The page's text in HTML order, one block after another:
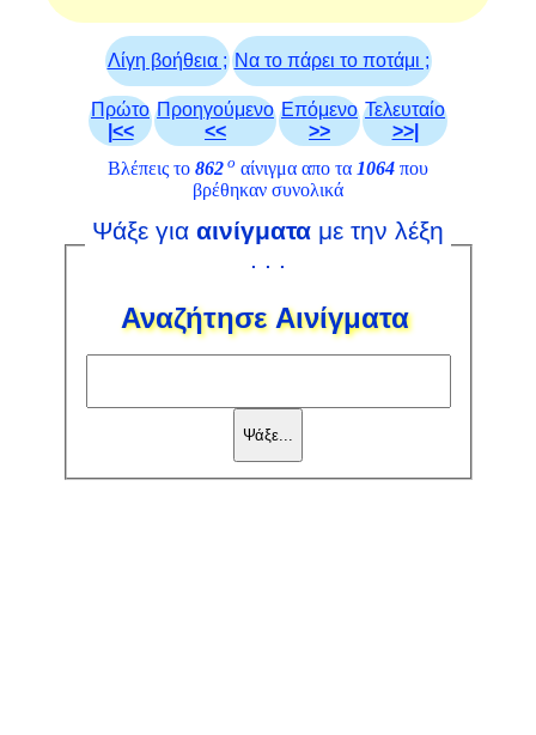
Λίγη βοήθεια ; Να το πάρει το ποτάμι ;
Πρώτο
|<<
Προηγούμενο
<<
Επόμενο
>>
Τελευταίο
>>|
Βλέπεις το 862 ο αίνιγμα απο τα 1064 που
βρέθηκαν συνολικά
Ψάξε για αινίγματα με την λέξη
. . .
Αναζήτησε Αινίγματα